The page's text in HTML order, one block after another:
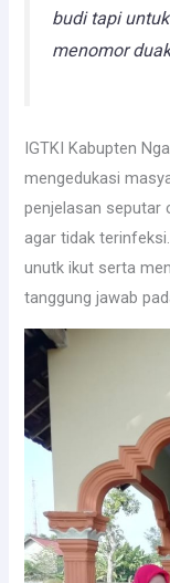
budi tapi
menomor
IGTKI Kabupten
mengedukasi
penjelasan seputar
agar tidak
unutk ikut serta
tanggung jawab